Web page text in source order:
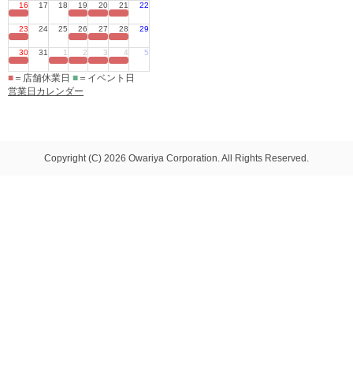
16 17 18 19 20 21 22
23 24 25 26 27 28 29
30 31 1 2 3 4 5
■ ＝店舗休業日 ■ ＝イベント日
営業日カレンダー
Copyright (C) 2026 Owariya Corporation. All Rights Reserved.